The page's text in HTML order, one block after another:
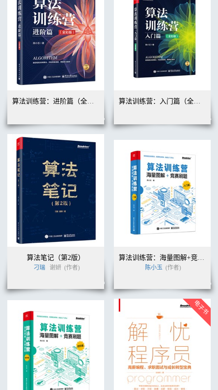
算法训练营：进阶篇（全彩版） 算法训练营：入门篇（全彩版）
算法笔记（第2版）
刁瑞 谢妍 (作者)
算法训练营：海量图解+竞赛刷题（入门篇）
陈小玉 (作者)